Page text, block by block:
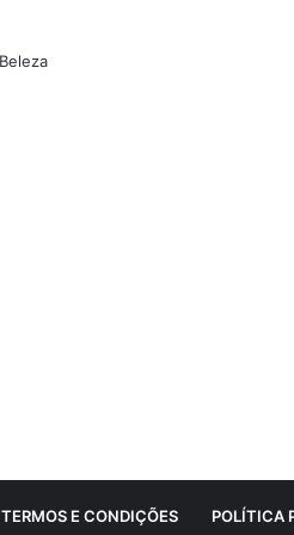
TERMOS E CONDIÇÕES POLÍTICA